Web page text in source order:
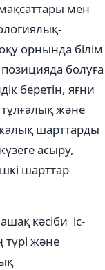
мен
орнында білім
позицияда болуға
беретін, яғни
жəне
шарттарды
асыру,
шарттар
кəсіби іс-
жəне